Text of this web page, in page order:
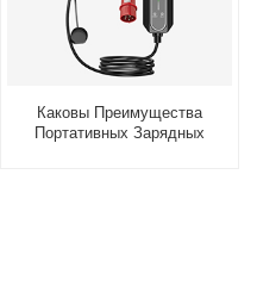
Каковы Преимущества
Портативных Зарядных